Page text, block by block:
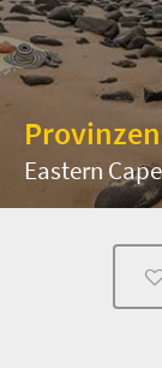
Provinzen
Eastern Cape